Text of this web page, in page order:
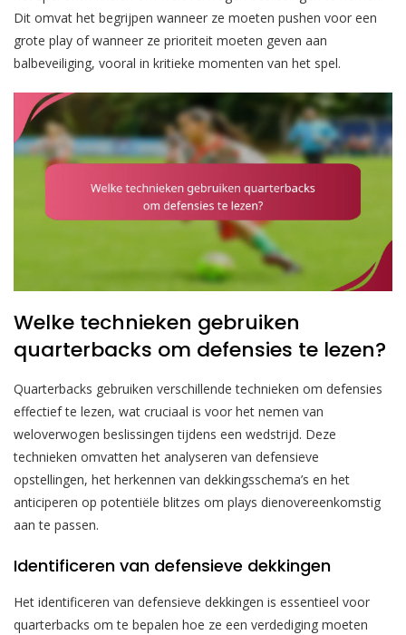
Dit omvat het begrijpen wanneer ze moeten pushen voor een
grote play of wanneer ze prioriteit moeten geven aan
balbeveiliging, vooral in kritieke momenten van het spel.
Welke technieken gebruiken
quarterbacks om defensies te lezen?
Quarterbacks gebruiken verschillende technieken om defensies
effectief te lezen, wat cruciaal is voor het nemen van
weloverwogen beslissingen tijdens een wedstrijd. Deze
technieken omvatten het analyseren van defensieve
opstellingen, het herkennen van dekkingsschema’s en het
anticiperen op potentiële blitzes om plays dienovereenkomstig
aan te passen.
Identificeren van defensieve dekkingen
Het identificeren van defensieve dekkingen is essentieel voor
quarterbacks om te bepalen hoe ze een verdediging moeten